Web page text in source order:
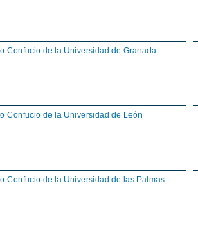
Confucio de la Universidad de Granada
Confucio de la Universidad de León
Confucio de la Universidad de las Palmas